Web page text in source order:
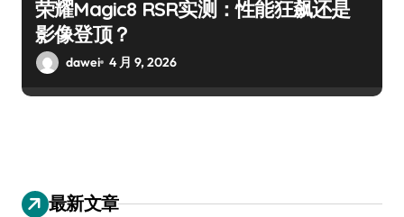
荣耀Magic8 RSR实测：性能狂飙还是
影像登顶？
dawei 4 月 9, 2026
最新文章